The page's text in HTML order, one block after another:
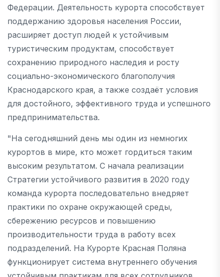
Федерации. Деятельность курорта способствует
поддержанию здоровья населения России,
расширяет доступ людей к устойчивым
туристическим продуктам, способствует
сохранению природного наследия и росту
социально-экономического благополучия
Краснодарского края, а также создаёт условия
для достойного, эффективного труда и успешного
предпринимательства.
"На сегодняшний день мы один из немногих
курортов в мире, кто может гордиться таким
высоким результатом. С начала реализации
Стратегии устойчивого развития в 2020 году
команда курорта последовательно внедряет
практики по охране окружающей среды,
сбережению ресурсов и повышению
производительности труда в работу всех
подразделений. На Курорте Красная Поляна
функционирует система внутреннего обучения